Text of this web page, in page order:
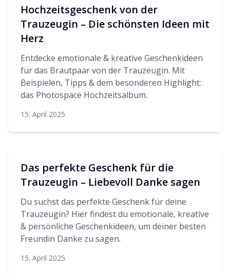
Hochzeitsgeschenk von der
Trauzeugin – Die schönsten Ideen mit
Herz
Entdecke emotionale & kreative Geschenkideen
für das Brautpaar von der Trauzeugin. Mit
Beispielen, Tipps & dem besonderen Highlight:
das Photospace Hochzeitsalbum.
15. April 2025
Das perfekte Geschenk für die
Trauzeugin – Liebevoll Danke sagen
Du suchst das perfekte Geschenk für deine
Trauzeugin? Hier findest du emotionale, kreative
& persönliche Geschenkideen, um deiner besten
Freundin Danke zu sagen.
15. April 2025